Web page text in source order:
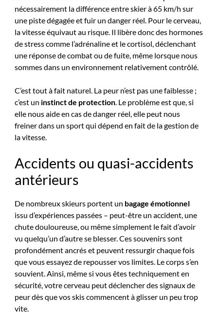
nécessairement la différence entre skier à 65 km/h sur
une piste dégagée et fuir un danger réel. Pour le cerveau,
la vitesse équivaut au risque. Il libère donc des hormones
de stress comme l’adrénaline et le cortisol, déclenchant
une réponse de combat ou de fuite, même lorsque nous
sommes dans un environnement relativement contrôlé.
C’est tout à fait naturel. La peur n’est pas une faiblesse ;
c’est un instinct de protection. Le problème est que, si
elle nous aide en cas de danger réel, elle peut nous
freiner dans un sport qui dépend en fait de la gestion de
la vitesse.
Accidents ou quasi-accidents
antérieurs
De nombreux skieurs portent un bagage émotionnel
issu d’expériences passées – peut-être un accident, une
chute douloureuse, ou même simplement le fait d’avoir
vu quelqu’un d’autre se blesser. Ces souvenirs sont
profondément ancrés et peuvent ressurgir chaque fois
que vous essayez de repousser vos limites. Le corps s’en
souvient. Ainsi, même si vous êtes techniquement en
sécurité, votre cerveau peut déclencher des signaux de
peur dès que vos skis commencent à glisser un peu trop
vite.